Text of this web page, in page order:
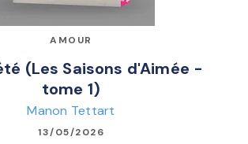
AMOUR
(Les Saisons d'Aimée -
tome 1)
Manon Tettart
13/05/2026